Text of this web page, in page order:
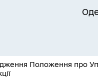
Положення про